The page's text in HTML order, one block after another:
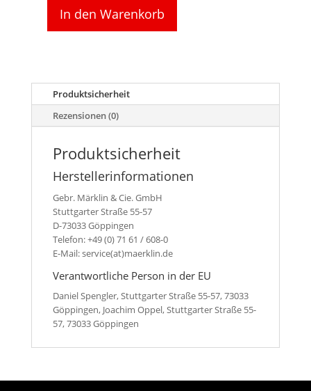
Märklin
7040
In den Warenkorb
Produktsicherheit
Rezensionen (0)
Produktsicherheit
Herstellerinformationen
Gebr. Märklin & Cie. GmbH
Stuttgarter Straße 55-57
D-73033 Göppingen
Telefon: +49 (0) 71 61 / 608-0
E-Mail: service(at)maerklin.de
Verantwortliche Person in der EU
Daniel Spengler, Stuttgarter Straße 55-57, 73033
Göppingen, Joachim Oppel, Stuttgarter Straße 55-
57, 73033 Göppingen